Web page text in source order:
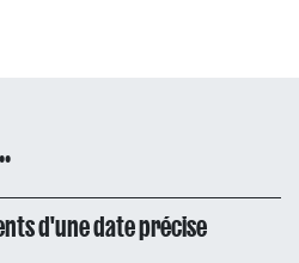
d'une date précise